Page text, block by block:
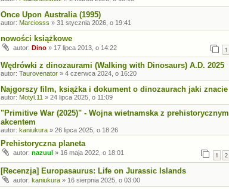
Once Upon Australia (1995)
autor: Marciosss » 31 stycznia 2026, o 19:41
nowości książkowe
autor: Dino » 17 lipca 2013, o 14:22 1
Wędrówki z dinozaurami (Walking with Dinosaurs) A.D. 2025
autor: Taurovenator » 4 czerwca 2024, o 16:20
Najgorszy film, książka i dokument o dinozaurach jaki znacie
autor: Motyl.11 » 24 lipca 2025, o 11:09
"Primitive War (2025)" - Wojna wietnamska z prehistorycznym
akcentem
autor: kaniukura » 26 lipca 2025, o 18:26
Prehistoryczna planeta
autor: nazuul » 16 maja 2022, o 18:01 1 2
[Recenzja] Europasaurus: Life on Jurassic Islands
autor: kaniukura » 16 sierpnia 2025, o 03:00